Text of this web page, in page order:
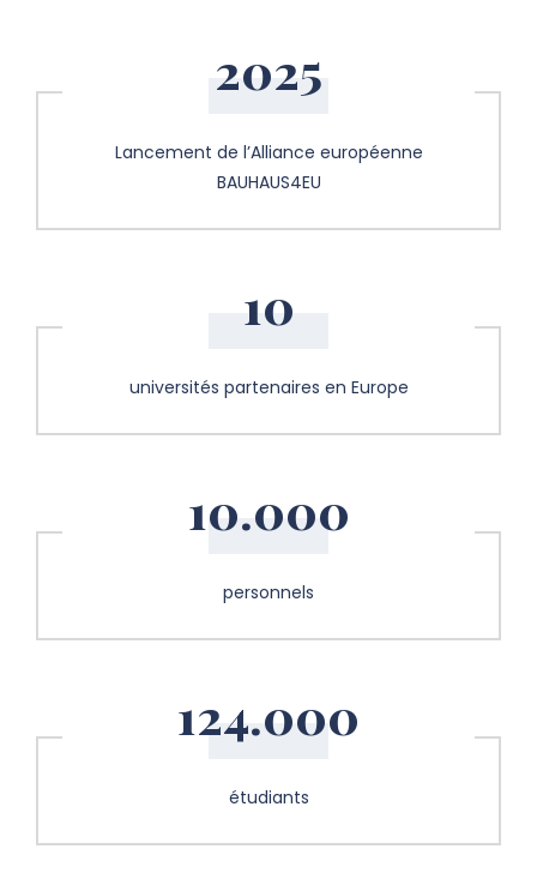
2025
Lancement de l’Alliance européenne
BAUHAUS4EU
10
universités partenaires en Europe
10.000
personnels
124.000
étudiants